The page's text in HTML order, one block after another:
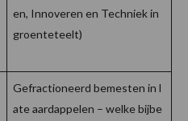
en, Innoveren en Techniek in
groenteteelt)
Gefractioneerd bemesten in l
ate aardappelen – welke bijbe